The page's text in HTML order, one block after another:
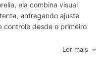
ela combina visual
entregando ajuste
controle desde o primeiro
a Morelia II Pro AS oferece
mais confiantes,
perder o equilíbrio. O
Ler mais